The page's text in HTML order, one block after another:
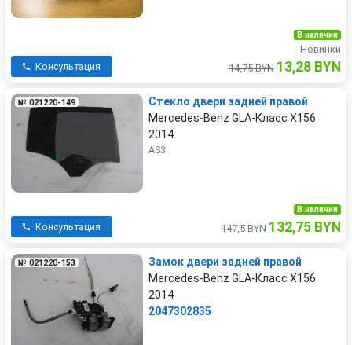
Консультация
В наличии
Новинки
14,75 BYN 13,28 BYN
№ 021220-149
Стекло двери задней правой
Mercedes-Benz GLA-Класс X156
2014
AS3
Консультация
В наличии
147,5 BYN 132,75 BYN
№ 021220-153
Замок двери задней правой
Mercedes-Benz GLA-Класс X156
2014
2047302835